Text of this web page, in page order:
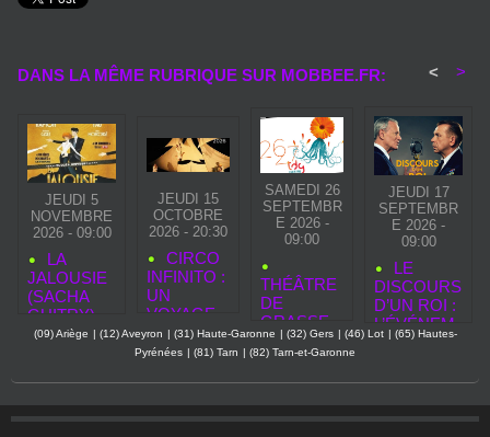
DANS LA MÊME RUBRIQUE SUR MOBBEE.FR: < >
JEUDI 5
NOVEMBRE
2026 - 09:00
LA
JALOUSIE
(SACHA
GUITRY)
REVIENT À
RE : UN
CLASSIQU
E QUI VA
JEUDI 15
OCTOBRE
2026 - 20:30
CIRCO
INFINITO :
UN
VOYAGE
SUSPEND
U ENTRE
TERRE À
BOBINO
SAMEDI 26
SEPTEMBR
E 2026 -
09:00
THÉÂTRE
DE
GRASSE
— SAISON
2026‑2027
JEUDI 17
SEPTEMBR
E 2026 -
09:00
LE
DISCOURS
D’UN ROI :
L’ÉVÉNEM
ENT
DE LA
AU
(09) Ariège (12) Aveyron (31) Haute-Garonne (32) Gers (46) Lot
(65) Hautes-
Pyrénées
(81) Tarn (82) Tarn-et-Garonne